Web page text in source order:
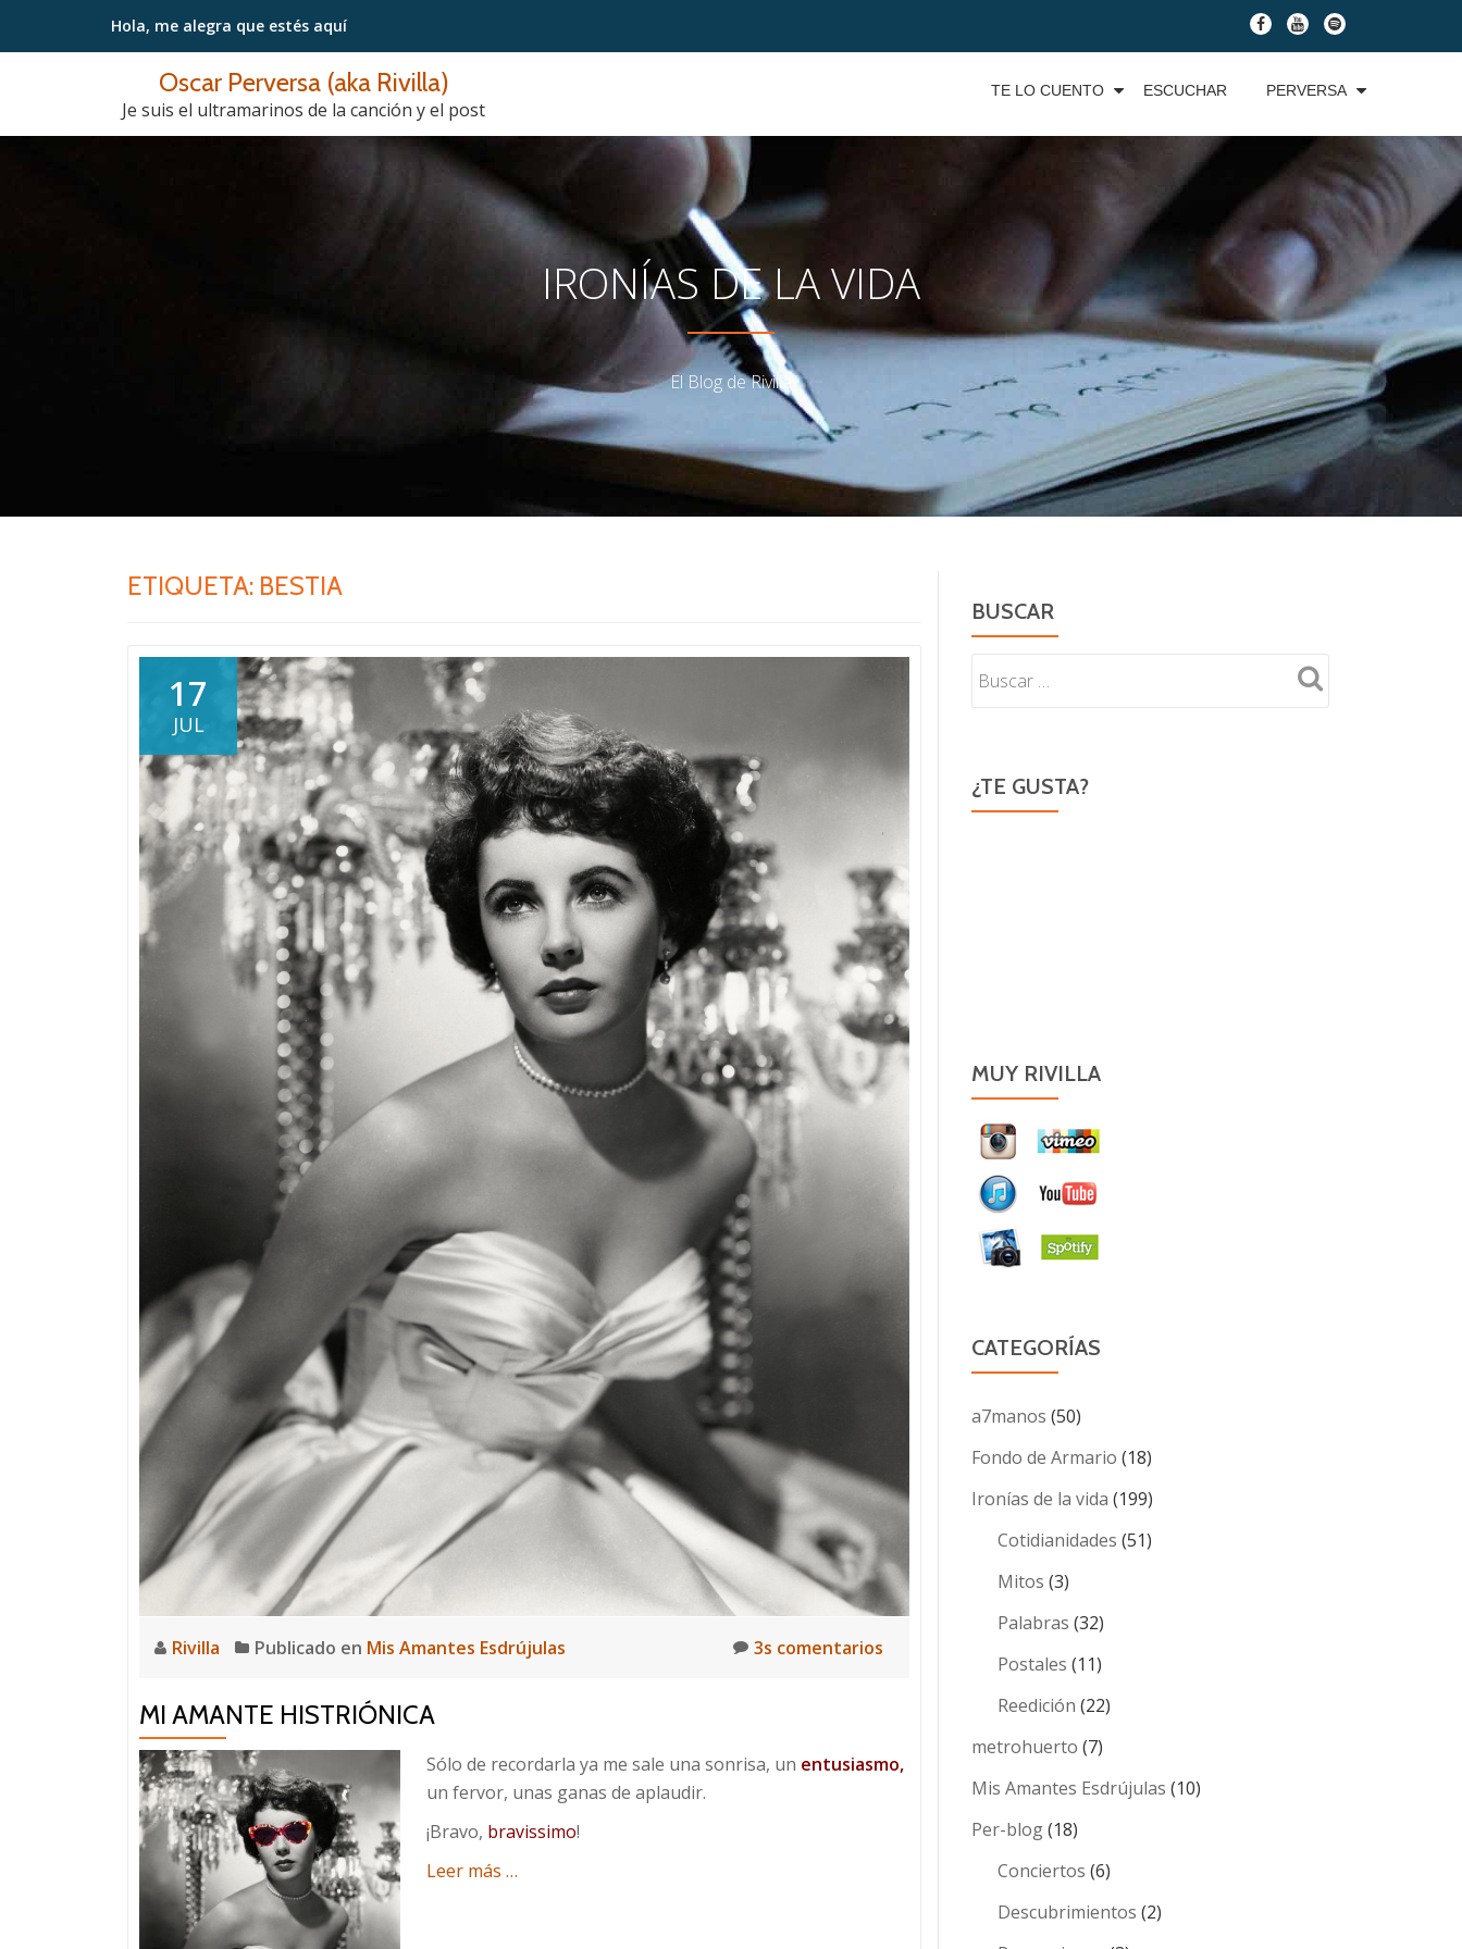
Saltar
Hola, me alegra que estés aquí
fa-
facebook
fa-
youtube
fa-
spotify
Oscar Perversa (aka Rivilla)
Je suis el ultramarinos de la canción y el post
TE LO CUENTO ESCUCHAR PERVERSA
IRONÍAS DE LA VIDA
El Blog de Rivilla
ETIQUETA: BESTIA
17
JUL
Rivilla Publicado en Mis Amantes Esdrújulas 3s comentarios
MI AMANTE HISTRIÓNICA
Sólo de recordarla ya me sale una sonrisa, un entusiasmo,
un fervor, unas ganas de aplaudir.
¡Bravo, bravissimo!
Leer más acerca
…
BUSCAR
¿TE GUSTA?
MUY RIVILLA
CATEGORÍAS
a7manos (50)
Fondo de Armario (18)
Ironías de la vida (199)
Cotidianidades (51)
Mitos (3)
Palabras (32)
Postales (11)
Reedición (22)
metrohuerto (7)
Mis Amantes Esdrújulas (10)
Per-blog(18)
Conciertos (6)
Descubrimientos (2)